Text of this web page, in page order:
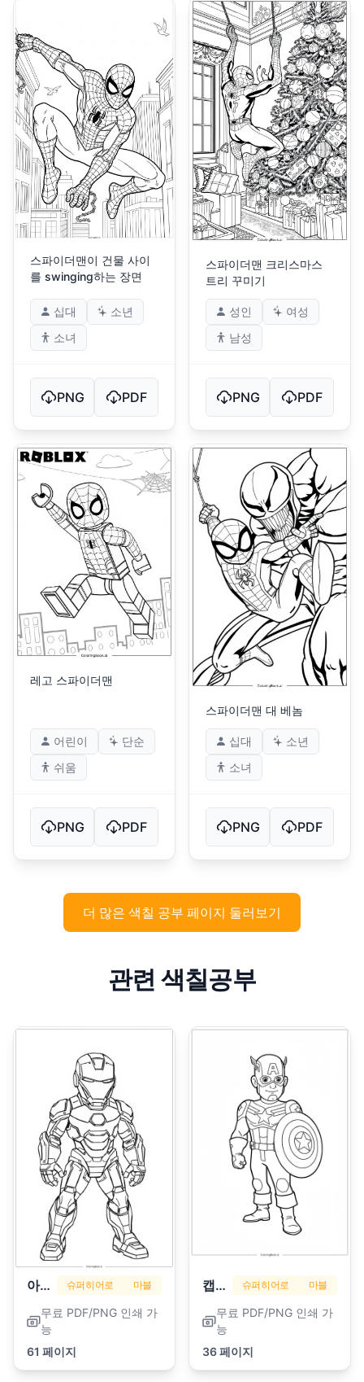
스파이더맨이 건물 사이
를 swinging하는 장면
십대
소년
소녀
PNG PDF
스파이더맨 크리스마스
트리 꾸미기
성인
여성
남성
PNG PDF
레고 스파이더맨
어린이
단순
쉬움
PNG PDF
스파이더맨 대 베놈
십대
소년
소녀
PNG PDF
더 많은 색칠 공부 페이지 둘러보기
관련 색칠공부
아이언맨 슈퍼히어로 마블
무료 PDF/PNG 인쇄 가
능
61 페이지
캡틴 아메리카 슈퍼히어로 마블
무료 PDF/PNG 인쇄 가
능
36 페이지